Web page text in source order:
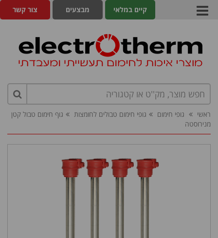
צור קשר מבצעים קיים במלאי
ראשי גופי חימום גופי חימום טבולים לחומצות
גוף חימום טבול קטן
מנירוסטה